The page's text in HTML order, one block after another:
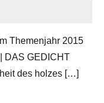
Themenjahr 2015
DAS GEDICHT
des holzes […]